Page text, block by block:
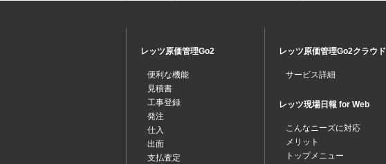
レッツ原価管理Go2
便利な機能
見積書
工事登録
発注
仕入
出面
支払査定
レッツ原価管理Go2クラウド
サービス詳細
レッツ現場日報 for Web
こんなニーズに対応
メリット
トップメニュー